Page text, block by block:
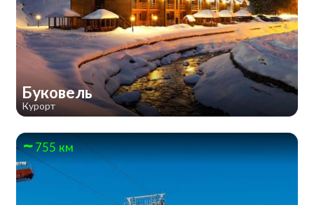
Буковель
Курорт
755 км